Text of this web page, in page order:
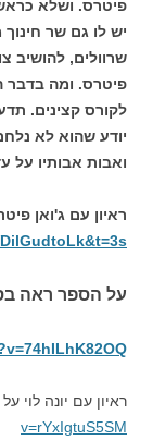
פיטרס. ושלא
יש לו גם שר חינוך
שרוולים, להושיב
פיטרס. ומה
לקורס קצינים.
יודע שהוא לא
ואבות אבותיו על
ראיון עם ג'ואן
על הספר ראה
ראיון עם יונה לוי
v=rYxIgtuS5SM